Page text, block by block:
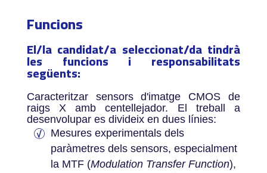
Funcions
El/la candidat/a seleccionat/da tindrà
les funcions i responsabilitats
següents:
Caracteritzar sensors d'imatge CMOS de
raigs X amb centellejador. El treball a
desenvolupar es divideix en dues línies:
Mesures experimentals dels
paràmetres dels sensors, especialment
la MTF (Modulation Transfer Function),